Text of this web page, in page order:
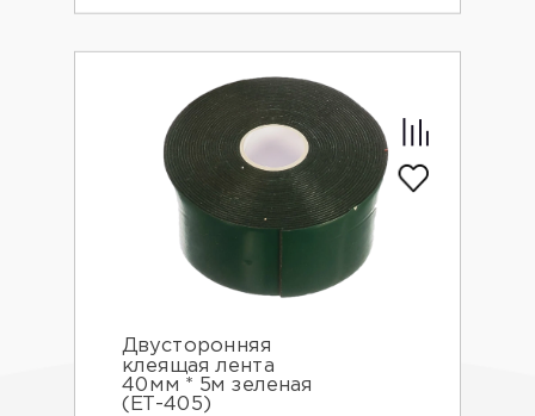
Двусторонняя
клеящая лента
40мм * 5м зеленая
(ЕТ-405)